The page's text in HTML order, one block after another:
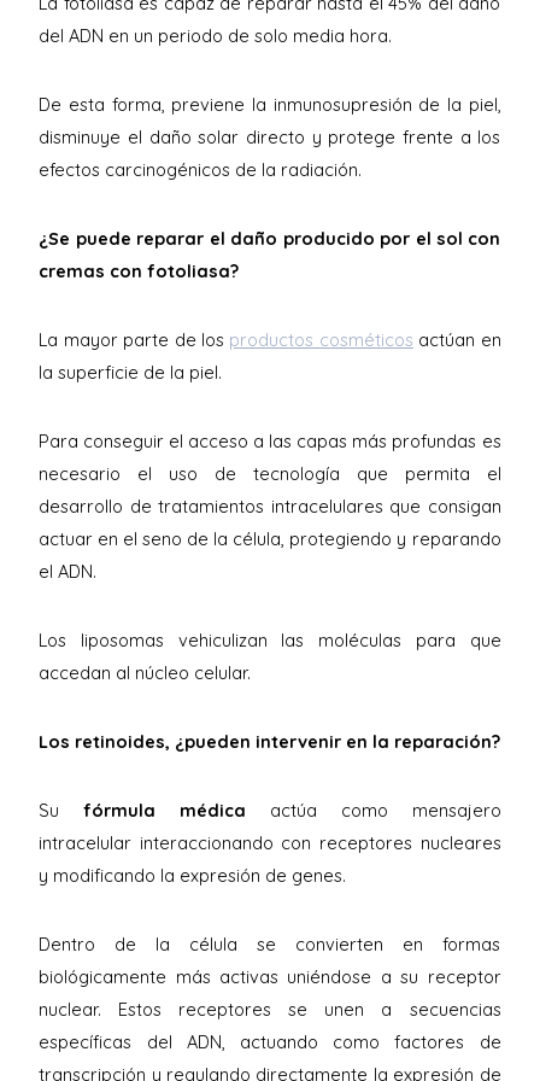
del ADN en un periodo de solo media hora.
De esta forma, previene la inmunosupresión de la piel,
disminuye el daño solar directo y protege frente a los
efectos carcinogénicos de la radiación.
¿Se puede reparar el daño producido por el sol con
cremas con fotoliasa?
La mayor parte de los productos cosméticos actúan en
la superficie de la piel.
Para conseguir el acceso a las capas más profundas es
necesario el uso de tecnología que permita el
desarrollo de tratamientos intracelulares que consigan
actuar en el seno de la célula, protegiendo y reparando
el ADN.
Los liposomas vehiculizan las moléculas para que
accedan al núcleo celular.
Los retinoides, ¿pueden intervenir en la reparación?
Su fórmula médica actúa como mensajero
intracelular interaccionando con receptores nucleares
y modificando la expresión de genes.
Dentro de la célula se convierten en formas
biológicamente más activas uniéndose a su receptor
nuclear. Estos receptores se unen a secuencias
específicas del ADN, actuando como factores de
transcripción y regulando directamente la expresión de